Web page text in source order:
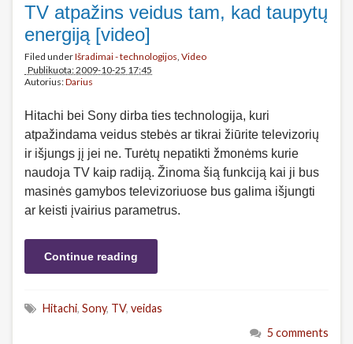
TV atpažins veidus tam, kad taupytų
energiją [video]
Filed underIšradimai - technologijos Video
Publikuota: 2009-10-25 17:45
Autorius:Darius
Hitachi bei Sony dirba ties technologija, kuri
atpažindama veidus stebės ar tikrai žiūrite televizorių
ir išjungs jį jei ne. Turėtų nepatikti žmonėms kurie
naudoja TV kaip radiją. Žinoma šią funkciją kai ji bus
masinės gamybos televizoriuose bus galima išjungti
ar keisti įvairius parametrus.
Continue reading
Hitachi, Sony, TV, veidas
5 comments